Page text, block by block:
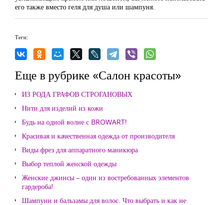
его также вместо геля для душа или шампуня.
Теги:
Еще в рубрике «Салон красоты»
ИЗ РОДА ГРАФОВ СТРОГАНОВЫХ
Нити для изделий из кожи
Будь на одной волне с BROWART!
Красивая и качественная одежда от производителя
Виды фрез для аппаратного маникюра
Выбор теплой женской одежды
Женские джинсы – один из востребованных элементов
гардероба!
Шампуни и бальзамы для волос. Что выбрать и как не